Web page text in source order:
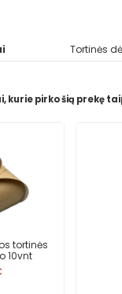
Tortinės
kurie pirko šią prekę
tortinės
10vnt